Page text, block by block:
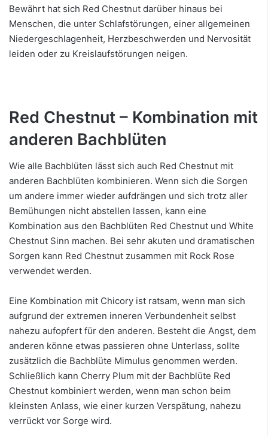
Bewährt hat sich Red Chestnut darüber hinaus bei
Menschen, die unter Schlafstörungen, einer allgemeinen
Niedergeschlagenheit, Herzbeschwerden und Nervosität
leiden oder zu Kreislaufstörungen neigen.
Red Chestnut – Kombination mit
anderen Bachblüten
Wie alle Bachblüten lässt sich auch Red Chestnut mit
anderen Bachblüten kombinieren. Wenn sich die Sorgen
um andere immer wieder aufdrängen und sich trotz aller
Bemühungen nicht abstellen lassen, kann eine
Kombination aus den Bachblüten Red Chestnut und White
Chestnut Sinn machen. Bei sehr akuten und dramatischen
Sorgen kann Red Chestnut zusammen mit Rock Rose
verwendet werden.
Eine Kombination mit Chicory ist ratsam, wenn man sich
aufgrund der extremen inneren Verbundenheit selbst
nahezu aufopfert für den anderen. Besteht die Angst, dem
anderen könne etwas passieren ohne Unterlass, sollte
zusätzlich die Bachblüte Mimulus genommen werden.
Schließlich kann Cherry Plum mit der Bachblüte Red
Chestnut kombiniert werden, wenn man schon beim
kleinsten Anlass, wie einer kurzen Verspätung, nahezu
verrückt vor Sorge wird.